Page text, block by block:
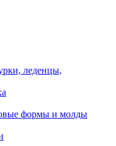
леденцы,
формы и молды